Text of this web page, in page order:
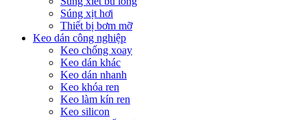
Súng xịt hơi
Thiết bị bơm mỡ
Keo dán công nghiệp
Keo chống xoay
Keo dán khác
Keo dán nhanh
Keo khóa ren
Keo làm kín ren
Keo silicon